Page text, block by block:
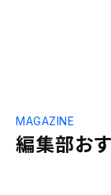
編集部お
MAGAZINE